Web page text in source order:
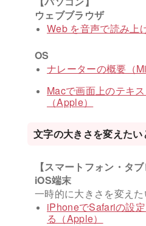
ウェブブラウザ
Web を音声で読み上
OS
ナレーターの概要（
Macで画面上のテキ
（Apple）
文字の大きさを変えたい
【スマートフォン・タブ
iOS端末
一時的に大きさを変え
iPhoneでSafariの設
る（Apple）